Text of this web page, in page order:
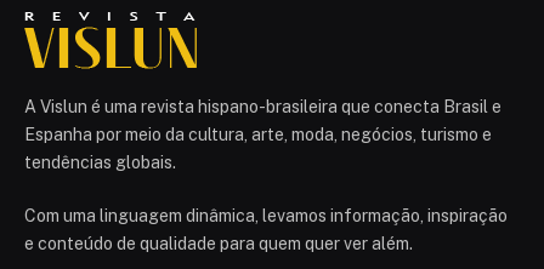
A Vislun é uma revista hispano-brasileira que conecta Brasil e
Espanha por meio da cultura, arte, moda, negócios, turismo e
tendências globais.
Com uma linguagem dinâmica, levamos informação, inspiração
e conteúdo de qualidade para quem quer ver além.